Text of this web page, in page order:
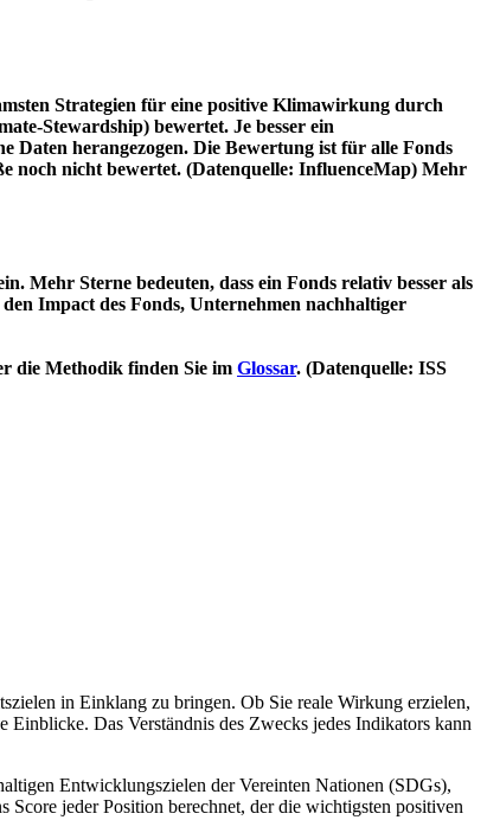
Strategien für eine positive Klimawirkung durch
Stewardship) bewertet. Je besser ein
Daten herangezogen. Die Bewertung ist für alle Fonds
noch nicht bewertet. (Datenquelle: InfluenceMap) Mehr
Mehr Sterne bedeuten, dass ein Fonds relativ besser als
Impact des Fonds, Unternehmen nachhaltiger
die Methodik finden Sie im Glossar. (Datenquelle: ISS
in Einklang zu bringen. Ob Sie reale Wirkung erzielen,
Einblicke. Das Verständnis des Zwecks jedes Indikators kann
Entwicklungszielen der Vereinten Nationen (SDGs),
jeder Position berechnet, der die wichtigsten positiven